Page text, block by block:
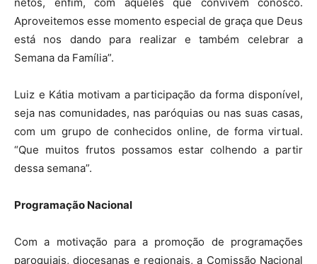
Aproveitemos esse momento especial de graça que Deus
está nos dando para realizar e também celebrar a
Semana da Família”.
Luiz e Kátia motivam a participação da forma disponível,
seja nas comunidades, nas paróquias ou nas suas casas,
com um grupo de conhecidos online, de forma virtual.
“Que muitos frutos possamos estar colhendo a partir
dessa semana”.
Programação Nacional
Com a motivação para a promoção de programações
paroquiais, diocesanas e regionais, a Comissão Nacional